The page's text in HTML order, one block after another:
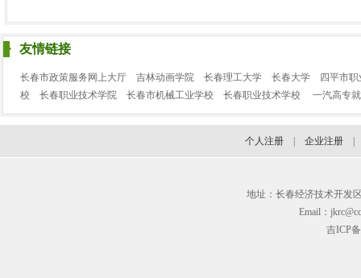
友情链接
长春市政策服务网上大厅 吉林动画学院 长春理工大学 长春大学
四平市
校
长春职业技术学院 长春市机械工业学校 长春职业技术学校 一汽高专
个人注册 企业注册
地址：长春经济技术开发
Email：
吉ICP